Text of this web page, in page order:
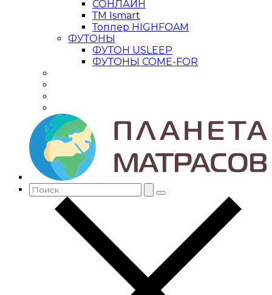
СОНЛАЙН
ТМ Ismart
Топпер HIGHFOAM
ФУТОНЫ
ФУТОН USLEEP
ФУТОНЫ COME-FOR